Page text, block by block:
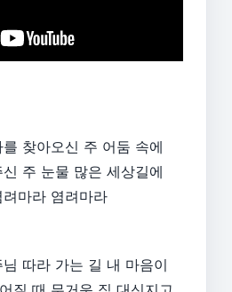
찾아오신 주 어둠 속에
주 눈물 많은 세상길에
마라 염려마라
따라 가는 길 내 마음이